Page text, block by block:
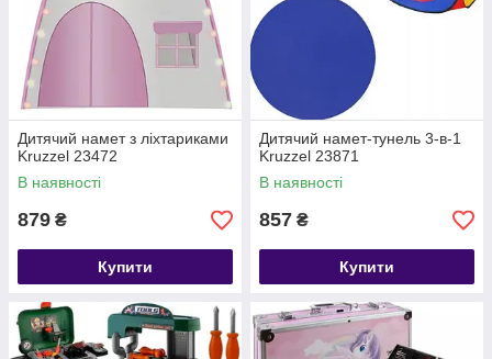
Дитячий намет з ліхтариками
Kruzzel 23472
В наявності
879 ₴
Купити
Дитячий намет-тунель 3-в-1
Kruzzel 23871
В наявності
857 ₴
Купити